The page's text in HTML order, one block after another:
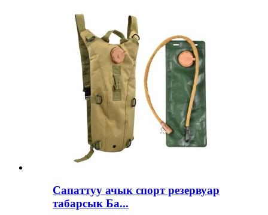
Сапаттуу ачык спорт резервуар
табарсык Ба...